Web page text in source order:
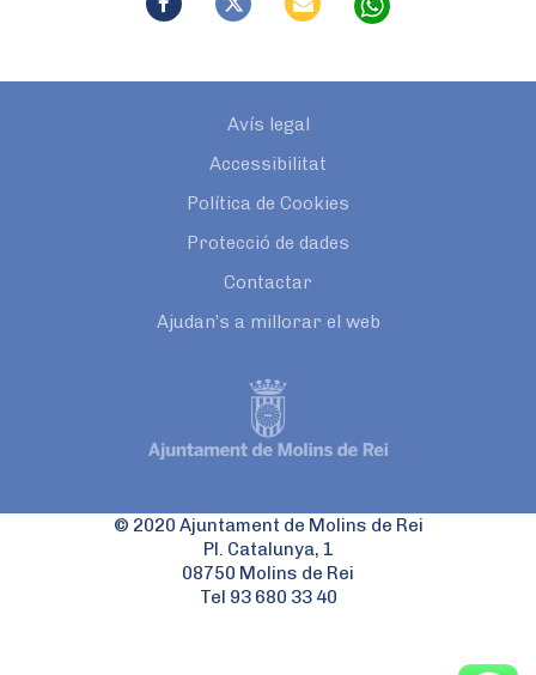
Avís legal
Accessibilitat
Política de Cookies
Protecció de dades
Contactar
Ajudan’s a millorar el web
© 2020 Ajuntament de Molins de Rei
Pl. Catalunya, 1
08750 Molins de Rei
Tel 93 680 33 40